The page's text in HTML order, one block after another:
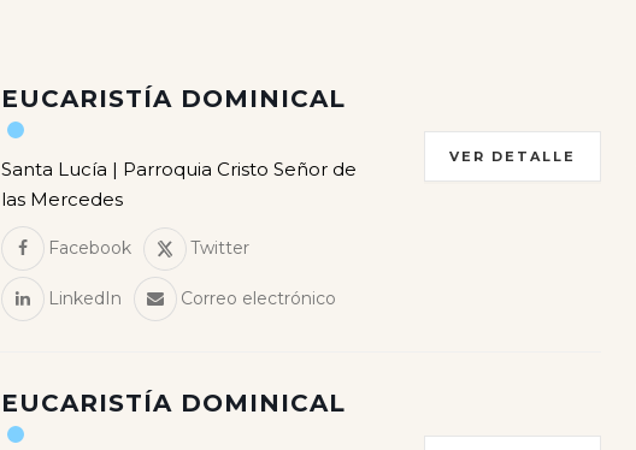
EUCARISTÍA DOMINICAL
Santa Lucía | Parroquia Cristo Señor de
las Mercedes
Facebook Twitter
LinkedIn Correo electrónico
VER DETALLE
EUCARISTÍA DOMINICAL